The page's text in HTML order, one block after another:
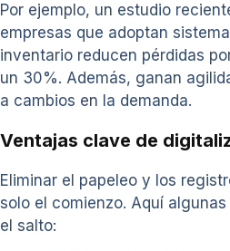
Por ejemplo, un estudio
empresas que adoptan
inventario reducen pérdidas
un 30%. Además, ganan
a cambios en la demanda.
Ventajas clave de
Eliminar el papeleo y los
solo el comienzo. Aquí
el salto: